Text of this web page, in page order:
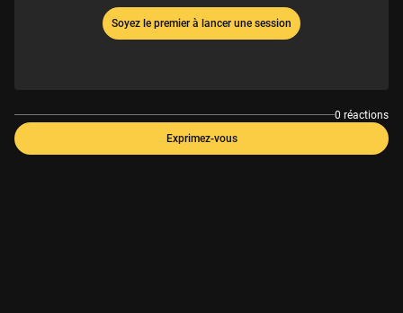
Soyez le premier à lancer une session
0 réactions
Exprimez-vous